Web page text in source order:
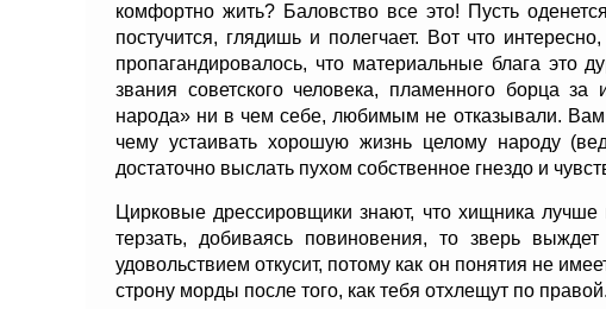
комфортно жить? Баловство все это! Пусть
постучится, глядишь и полегчает. Вот что
пропагандировалось, что материальные блага это
звания советского человека, пламенного борца
народа» ни в чем себе, любимым не отказывали. Вам
чему устаивать хорошую жизнь целому народу
достаточно выслать пухом собственное гнездо и
Цирковые дрессировщики знают, что хищника лучше
терзать, добиваясь повиновения, то зверь
удовольствием откусит, потому как он понятия не
строну морды после того, как тебя отхлещут по